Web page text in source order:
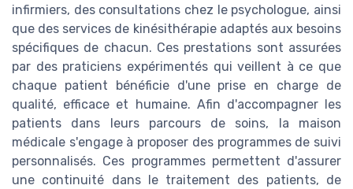
infirmiers, des consultations chez le psychologue, ainsi
que des services de kinésithérapie adaptés aux besoins
spécifiques de chacun. Ces prestations sont assurées
par des praticiens expérimentés qui veillent à ce que
chaque patient bénéficie d'une prise en charge de
qualité, efficace et humaine. Afin d'accompagner les
patients dans leurs parcours de soins, la maison
médicale s'engage à proposer des programmes de suivi
personnalisés. Ces programmes permettent d'assurer
une continuité dans le traitement des patients, de